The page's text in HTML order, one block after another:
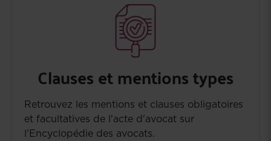
Clauses et mentions types
Retrouvez les mentions et clauses obligatoires
et facultatives de l'acte d'avocat sur
l'Encyclopédie des avocats.